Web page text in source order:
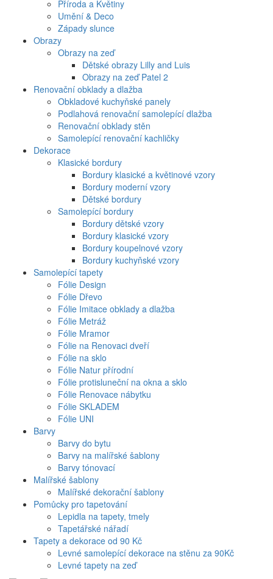
Příroda a Květiny
Umění & Deco
Západy slunce
Obrazy
Obrazy na zeď
Dětské obrazy Lilly and Luis
Obrazy na zeď Patel 2
Renovační obklady a dlažba
Obkladové kuchyňské panely
Podlahová renovační samolepící dlažba
Renovační obklady stěn
Samolepící renovační kachličky
Dekorace
Klasické bordury
Bordury klasické a květinové vzory
Bordury moderní vzory
Dětské bordury
Samolepící bordury
Bordury dětské vzory
Bordury klasické vzory
Bordury koupelnové vzory
Bordury kuchyňské vzory
Samolepící tapety
Fólie Design
Fólie Dřevo
Fólie Imitace obklady a dlažba
Fólie Metráž
Fólie Mramor
Fólie na Renovaci dveří
Fólie na sklo
Fólie Natur přírodní
Fólie protisluneční na okna a sklo
Fólie Renovace nábytku
Fólie SKLADEM
Fólie UNI
Barvy
Barvy do bytu
Barvy na malířské šablony
Barvy tónovací
Malířské šablony
Malířské dekorační šablony
Pomůcky pro tapetování
Lepidla na tapety, tmely
Tapetářské nářadí
Tapety a dekorace od 90 Kč
Levné samolepící dekorace na stěnu za 90Kč
Levné tapety na zeď